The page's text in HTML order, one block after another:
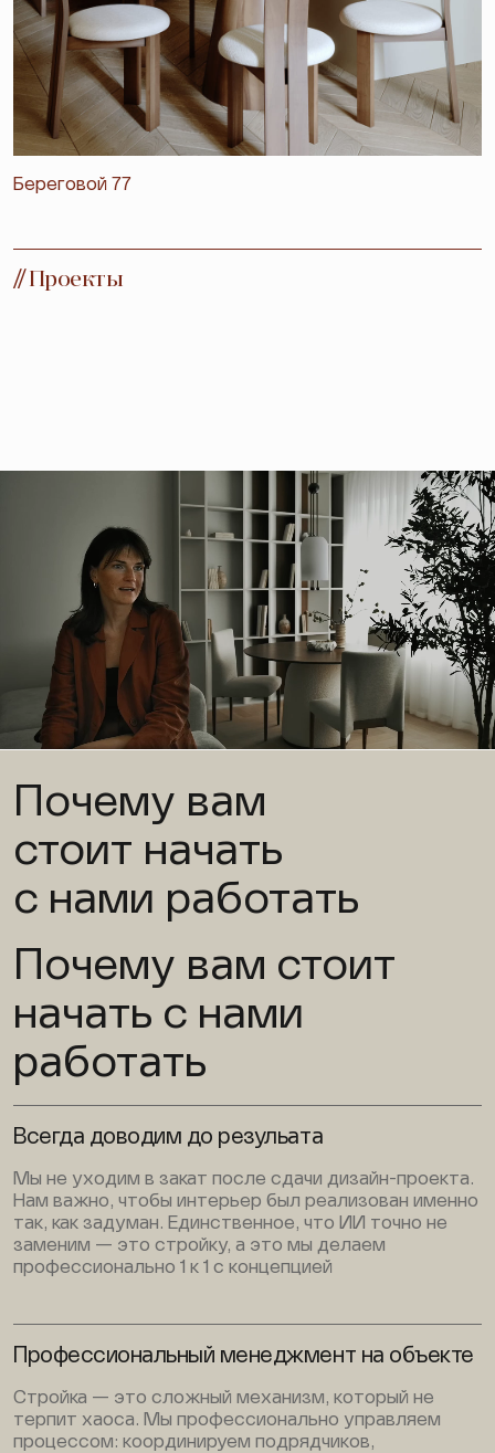
Береговой 77
// Проекты
Почему вам
стоит начать
с нами работать
Почему вам стоит
начать с нами
работать
Всегда доводим до резульата
Мы не уходим в закат после сдачи дизайн-проекта.
Нам важно, чтобы интерьер был реализован именно
так, как задуман. Единственное, что ИИ точно не
заменим — это стройку, а это мы делаем
профессионально 1 к 1 с концепцией
Профессиональный менеджмент на объекте
Стройка — это сложный механизм, который не
терпит хаоса. Мы профессионально управляем
процессом: координируем подрядчиков,